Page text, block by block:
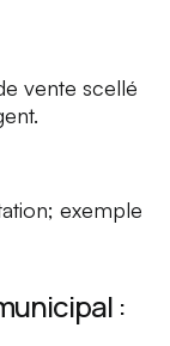
vente scellé
exemple
: